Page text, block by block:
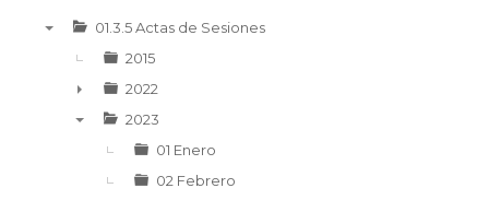
01.3.5 Actas de Sesiones
2015
►
2022
2023
01 Enero
02 Febrero